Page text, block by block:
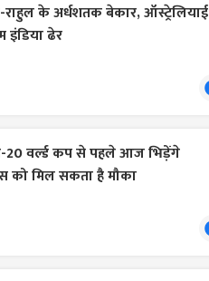
राहुल के अर्धशतक बेकार, ऑस्ट्रेलियाई
इंडिया ढेर
20 वर्ल्ड कप से पहले आज भिड़ेंगे
को मिल सकता है मौका